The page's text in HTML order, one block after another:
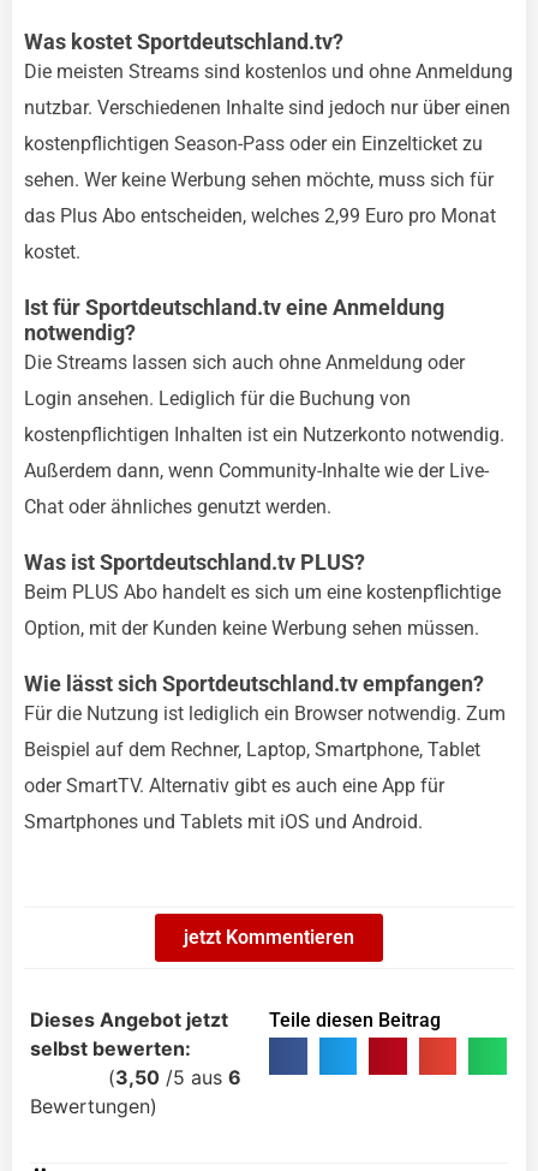
Was kostet Sportdeutschland.tv?
Die meisten Streams sind kostenlos und ohne Anmeldung
nutzbar. Verschiedenen Inhalte sind jedoch nur über einen
kostenpflichtigen Season-Pass oder ein Einzelticket zu
sehen. Wer keine Werbung sehen möchte, muss sich für
das Plus Abo entscheiden, welches 2,99 Euro pro Monat
kostet.
Ist für Sportdeutschland.tv eine Anmeldung
notwendig?
Die Streams lassen sich auch ohne Anmeldung oder
Login ansehen. Lediglich für die Buchung von
kostenpflichtigen Inhalten ist ein Nutzerkonto notwendig.
Außerdem dann, wenn Community-Inhalte wie der Live-
Chat oder ähnliches genutzt werden.
Was ist Sportdeutschland.tv PLUS?
Beim PLUS Abo handelt es sich um eine kostenpflichtige
Option, mit der Kunden keine Werbung sehen müssen.
Wie lässt sich Sportdeutschland.tv empfangen?
Für die Nutzung ist lediglich ein Browser notwendig. Zum
Beispiel auf dem Rechner, Laptop, Smartphone, Tablet
oder SmartTV. Alternativ gibt es auch eine App für
Smartphones und Tablets mit iOS und Android.
jetzt Kommentieren
Dieses Angebot jetzt
selbst bewerten:
(3,50 /5 aus 6
Bewertungen)
Teile diesen Beitrag